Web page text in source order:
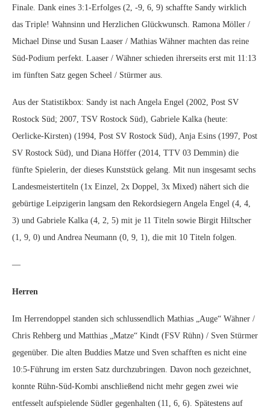
Finale. Dank eines 3:1-Erfolges (2, -9, 6, 9) schaffte Sandy wirklich
das Triple! Wahnsinn und Herzlichen Glückwunsch. Ramona Möller /
Michael Dinse und Susan Laaser / Mathias Wähner machten das reine
Süd-Podium perfekt. Laaser / Wähner schieden ihrerseits erst mit 11:13
im fünften Satz gegen Scheel / Stürmer aus.
Aus der Statistikbox: Sandy ist nach Angela Engel (2002, Post SV
Rostock Süd; 2007, TSV Rostock Süd), Gabriele Kalka (heute:
Oerlicke-Kirsten) (1994, Post SV Rostock Süd), Anja Esins (1997, Post
SV Rostock Süd), und Diana Höffer (2014, TTV 03 Demmin) die
fünfte Spielerin, der dieses Kunststück gelang. Mit nun insgesamt sechs
Landesmeistertiteln (1x Einzel, 2x Doppel, 3x Mixed) nähert sich die
gebürtige Leipzigerin langsam den Rekordsiegern Angela Engel (4, 4,
3) und Gabriele Kalka (4, 2, 5) mit je 11 Titeln sowie Birgit Hiltscher
(1, 9, 0) und Andrea Neumann (0, 9, 1), die mit 10 Titeln folgen.
—
Herren
Im Herrendoppel standen sich schlussendlich Mathias „Auge“ Wähner /
Chris Rehberg und Matthias „Matze“ Kindt (FSV Rühn) / Sven Stürmer
gegenüber. Die alten Buddies Matze und Sven schafften es nicht eine
10:5-Führung im ersten Satz durchzubringen. Davon noch gezeichnet,
konnte Rühn-Süd-Kombi anschließend nicht mehr gegen zwei wie
entfesselt aufspielende Südler gegenhalten (11, 6, 6). Spätestens auf